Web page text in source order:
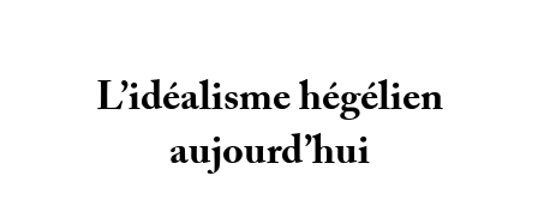
L’idéalisme hégélien
aujourd’hui